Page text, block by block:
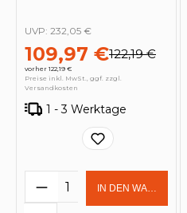
109,97 €122,19 €
vorher 122,19 €
UVP: 232,05 €
Preise inkl. MwSt., ggf. zzgl.
Versandkosten
1 - 3 Werktage
Produkt Anzahl:
IN DEN